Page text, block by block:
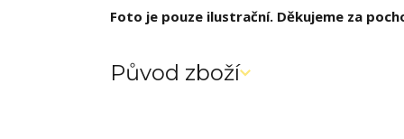
Foto je pouze ilustrační. Děkujeme za
Původ zboží